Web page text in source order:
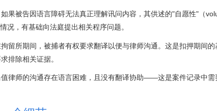
果被告因语言障碍无法真正理解讯问内容，其供述的"自愿性"（
况，有基础向法庭提出相关程序问题。
留所期间，被捕者有权要求翻译以便与律师沟通。这是扣押期间
排除相关证据。
值律师的沟通存在语言困难，且没有翻译协助——这是案件记录中